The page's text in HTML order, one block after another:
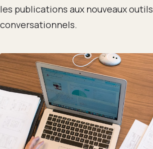
les publications aux nouveaux outils
conversationnels.